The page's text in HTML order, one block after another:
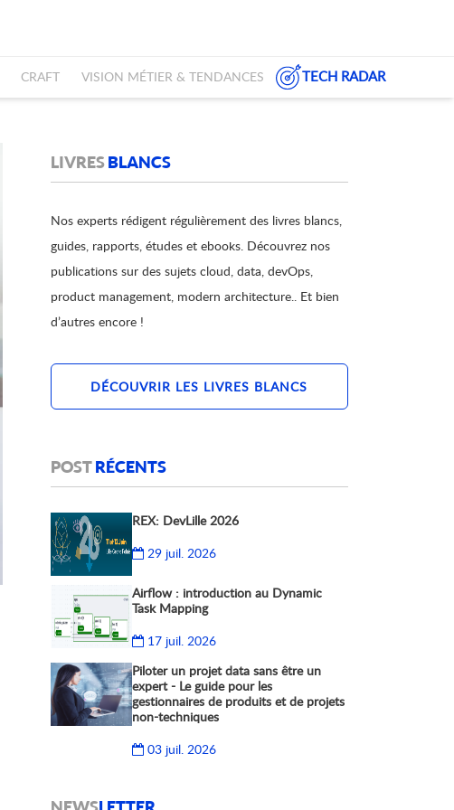
CRAFT VISION MÉTIER & TENDANCES TECH RADAR
LIVRESBLANCS
Nos experts rédigent régulièrement des livres blancs,
guides, rapports, études et ebooks. Découvrez nos
publications sur des sujets cloud, data, devOps,
product management, modern architecture.. Et bien
d’autres encore !
DÉCOUVRIR LES LIVRES BLANCS
POSTRÉCENTS
REX: DevLille 2026
29 juil. 2026
Airflow : introduction au Dynamic
Task Mapping
17 juil. 2026
Piloter un projet data sans être un
expert - Le guide pour les
gestionnaires de produits et de projets
non-techniques
03 juil. 2026